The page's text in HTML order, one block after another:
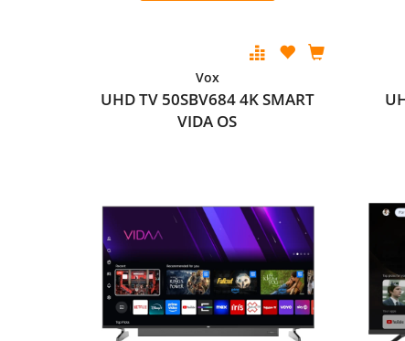
Vox
UHD TV 50SBV684 4K SMART
VIDA OS